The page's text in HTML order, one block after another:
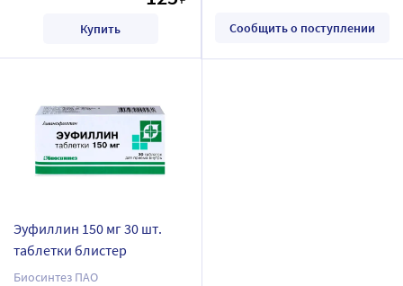
Купить Сообщить о поступлении
Эуфиллин 150 мг 30 шт.
таблетки блистер
Биосинтез ПАО